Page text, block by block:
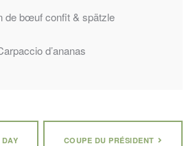
de bœuf confit & spätzle
d’ananas
COUPE DU PRÉSIDENT